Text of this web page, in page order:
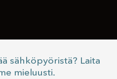
sähköpyöristä? Laita
mieluusti.